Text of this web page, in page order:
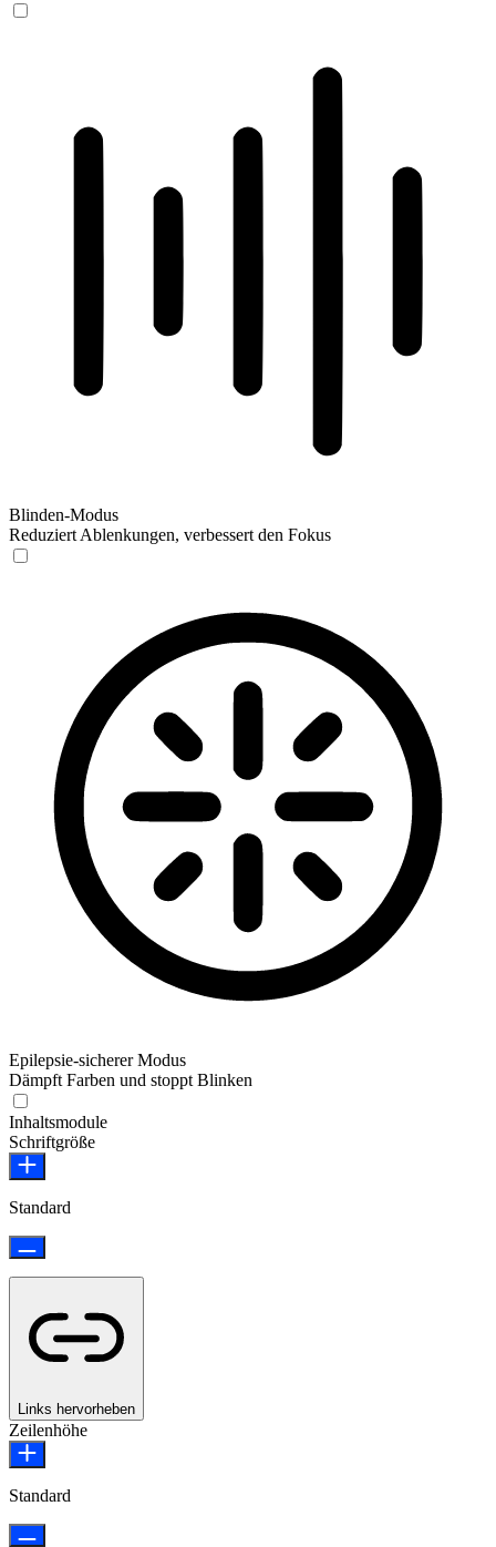
Blinden-Modus
Reduziert Ablenkungen, verbessert den Fokus
Epilepsie-sicherer Modus
Dämpft Farben und stoppt Blinken
Inhaltsmodule
Schriftgröße
Standard
Links hervorheben
Zeilenhöhe
Standard